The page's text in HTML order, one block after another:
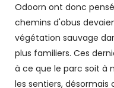
Odoorn ont donc
chemins d'obus
végétation sauvage
plus familiers. Ces
à ce que le parc soit à
les sentiers, désormais